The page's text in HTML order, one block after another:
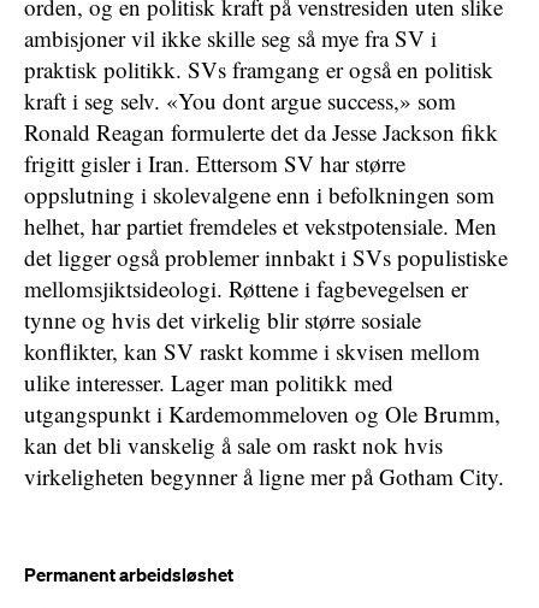
orden, og en politisk kraft på venstresiden uten slike
ambisjoner vil ikke skille seg så mye fra SV i
praktisk politikk. SVs framgang er også en politisk
kraft i seg selv. «You dont argue success,» som
Ronald Reagan formulerte det da Jesse Jackson fikk
frigitt gisler i Iran. Ettersom SV har større
oppslutning i skolevalgene enn i befolkningen som
helhet, har partiet fremdeles et vekstpotensiale. Men
det ligger også problemer innbakt i SVs populistiske
mellomsjiktsideologi. Røttene i fagbevegelsen er
tynne og hvis det virkelig blir større sosiale
konflikter, kan SV raskt komme i skvisen mellom
ulike interesser. Lager man politikk med
utgangspunkt i Kardemommeloven og Ole Brumm,
kan det bli vanskelig å sale om raskt nok hvis
virkeligheten begynner å ligne mer på Gotham City.
Permanent arbeidsløshet